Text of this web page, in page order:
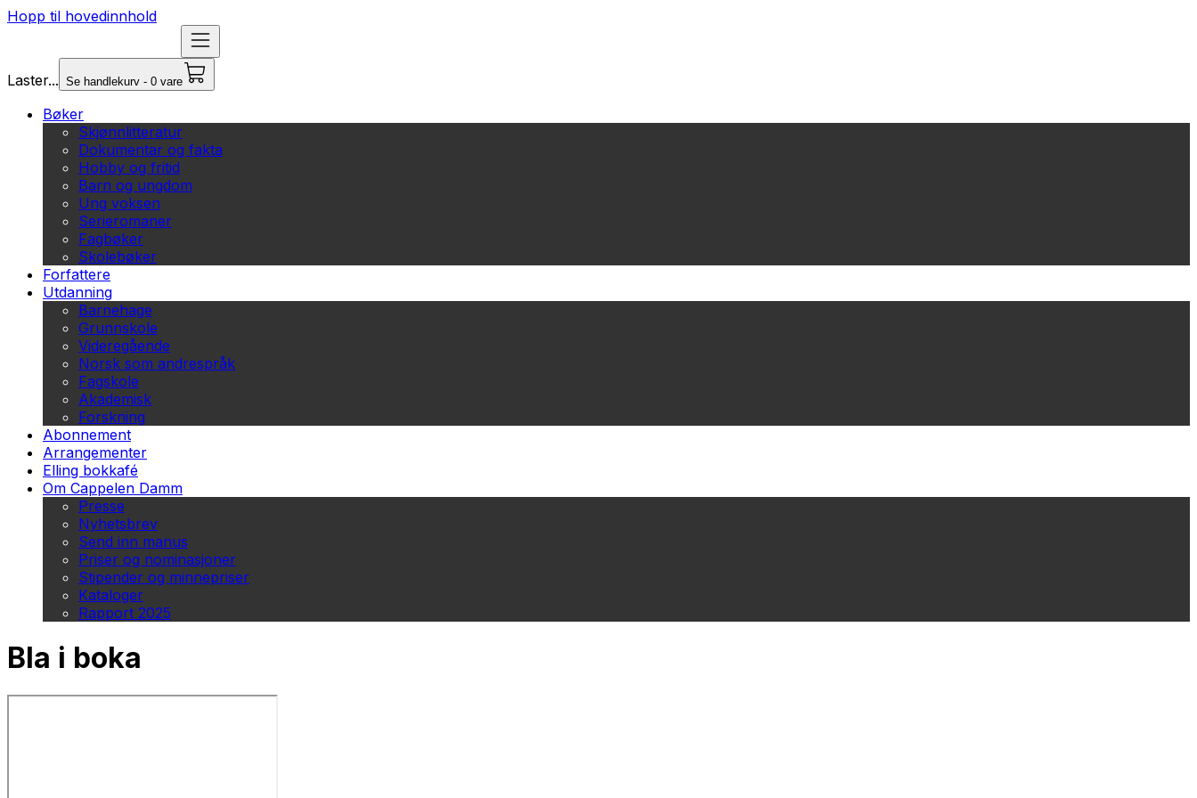
Hopp til hovedinnhold
Laster... Se handlekurv - 0 vare
Bøker
Skjønnlitteratur
Dokumentar og fakta
Hobby og fritid
Barn og ungdom
Ung voksen
Serieromaner
Fagbøker
Skolebøker
Forfattere
Utdanning
Barnehage
Grunnskole
Videregående
Norsk som andrespråk
Fagskole
Akademisk
Forskning
Abonnement
Arrangementer
Elling bokkafé
Om Cappelen Damm
Presse
Nyhetsbrev
Send inn manus
Priser og nominasjoner
Stipender og minnepriser
Kataloger
Rapport 2025
Bla i boka